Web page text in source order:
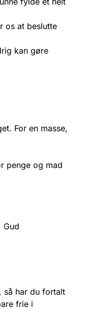
os at beslutte
kan gøre
For en masse,
penge og mad
Gud
så har du fortalt
frie i